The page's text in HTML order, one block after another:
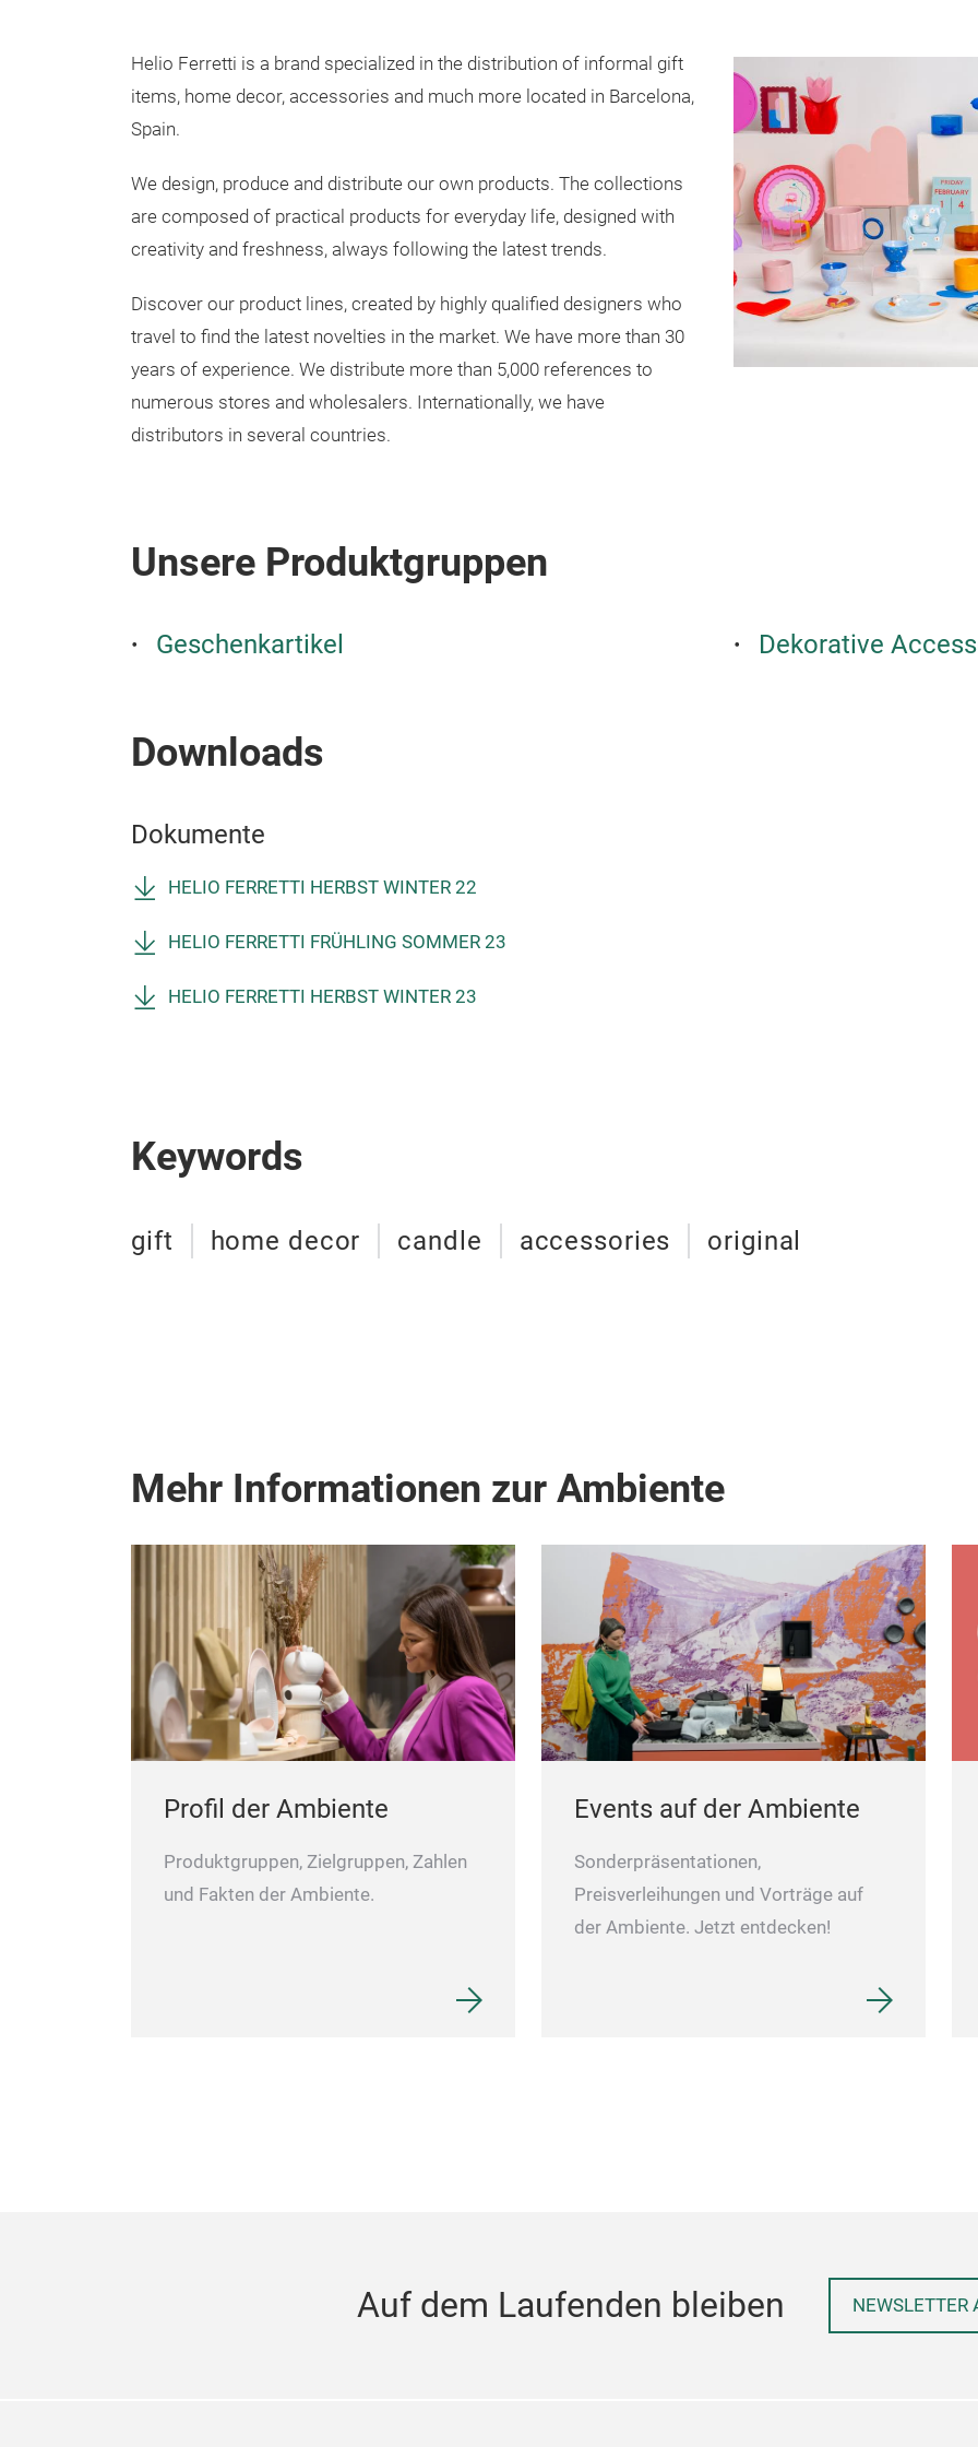
Helio Ferretti is a brand specialized in the distribution of informal gift
items, home decor, accessories and much more located in Barcelona,
Spain.
We design, produce and distribute our own products. The collections
are composed of practical products for everyday life, designed with
creativity and freshness, always following the latest trends.
Discover our product lines, created by highly qualified designers who
travel to find the latest novelties in the market. We have more than 30
years of experience. We distribute more than 5,000 references to
numerous stores and wholesalers. Internationally, we have
distributors in several countries.
Unsere Produktgruppen
Geschenkartikel Dekorative
Downloads
Dokumente
HELIO FERRETTI HERBST WINTER 22
HELIO FERRETTI FRÜHLING SOMMER 23
HELIO FERRETTI HERBST WINTER 23
Keywords
gift home decor candle accessories original
Mehr Informationen zur Ambiente
Profil der Ambiente
Produktgruppen, Zielgruppen, Zahlen
und Fakten der Ambiente.
Events auf der Ambiente
Sonderpräsentationen,
Preisverleihungen und Vorträge auf
der Ambiente. Jetzt entdecken!
Auf dem Laufenden bleiben NEWSLETTER